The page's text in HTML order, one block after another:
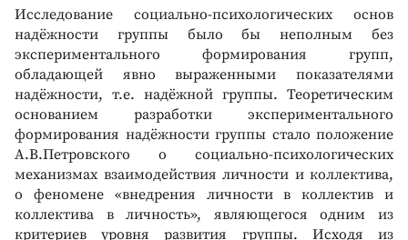
Исследование социально-психологических основ
надёжности группы было бы неполным без
экспериментального формирования групп,
обладающей явно выраженными показателями
надёжности, т.е. надёжной группы. Теоретическим
основанием разработки экспериментального
формирования надёжности группы стало положение
А.В.Петровского о социально-психологических
механизмах взаимодействия личности и коллектива,
о феномене «внедрения личности в коллектив и
коллектива в личность», являющегося одним из
критериев уровня развития группы. Исходя из